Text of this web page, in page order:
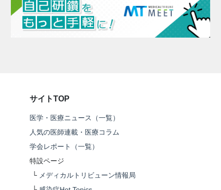
サイトTOP
医学・医療ニュース（一覧）
人気の医師連載・医療コラム
学会レポート（一覧）
特設ページ
└ メディカルトリビューン情報局